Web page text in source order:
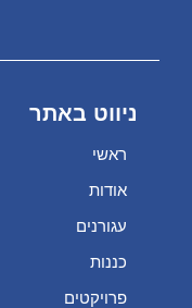
ניווט באתר
ראשי
אודות
עגורנים
כננות
פרויקטים